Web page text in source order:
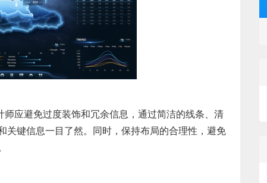
应避免过度装饰和冗余信息，通过简洁的线条、清
关键信息一目了然。同时，保持布局的合理性，避免